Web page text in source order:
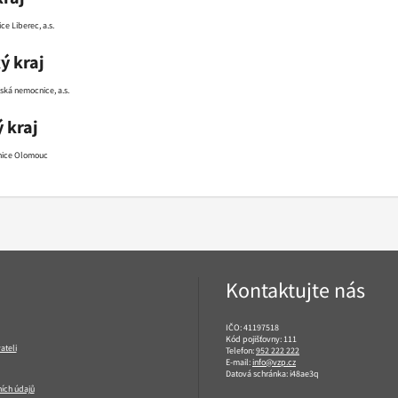
Liberec, a.s.
kraj
nemocnice, a.s.
kraj
Olomouc
údajů
Kontaktujte nás
IČO: 41197518
Kód pojišťovny: 111
Telefon:952 222 222
E-mail:info@vzp.cz
Datová schránka: i48ae3q